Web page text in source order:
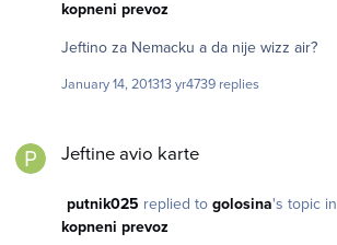
kopneni prevoz
Jeftino za Nemacku a da nije wizz air?
January 14, 201313 yr4739 replies
Jeftine avio karte
putnik025 replied to golosina's topic in
kopneni prevoz